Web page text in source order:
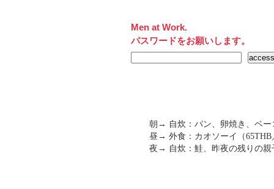
Men at Work.
パスワードをお願いします。
朝→ 自炊：パン、卵焼き、ベー
昼→ 外食：カオソーイ（65THB
夜→ 自炊：鮭、昨夜の残りの親